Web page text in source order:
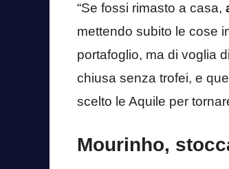
“Se fossi rimasto a casa,
mettendo subito le cose
portafoglio, ma di voglia
chiusa senza trofei, e
scelto le Aquile per
Mourinho,